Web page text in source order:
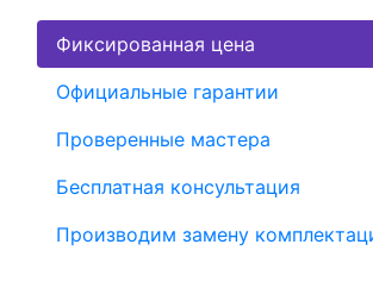
Фиксированная цена
Официальные гарантии
Проверенные мастера
Бесплатная консультация
Производим замену